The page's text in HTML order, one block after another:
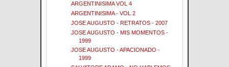
ARGENTINISIMA VOL 4
ARGENTINISIMA - VOL 2
JOSE AUGUSTO - RETRATOS - 2007
JOSE AUGUSTO - MIS MOMENTOS -
1999
JOSE AUGUSTO - APACIONADO -
1999